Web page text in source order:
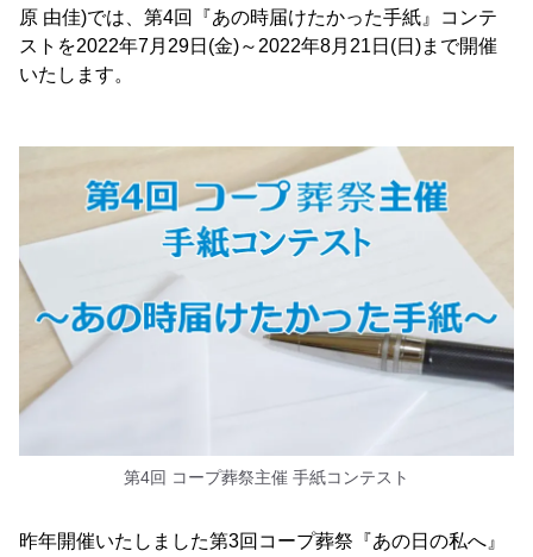
原 由佳)では、第4回『あの時届けたかった手紙』コンテ
ストを2022年7月29日(金)～2022年8月21日(日)まで開催
いたします。
第4回 コープ葬祭主催 手紙コンテスト
昨年開催いたしました第3回コープ葬祭『あの日の私へ』